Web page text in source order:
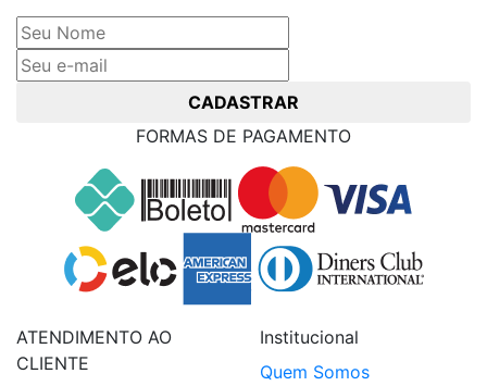
CADASTRAR
FORMAS DE PAGAMENTO
ATENDIMENTO AO
CLIENTE
Institucional
Quem Somos